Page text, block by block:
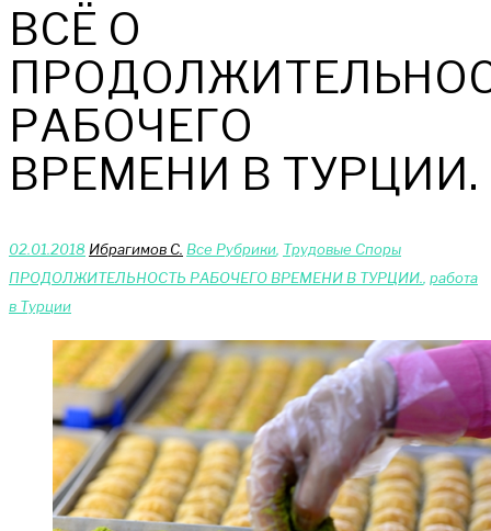
ВСЁ O
РАБОЧЕГО
ВРЕМЕНИ В ТУРЦИИ.
02.01.2018 Ибрагимов С. Bce Pyбрики Трудовые Споры
ПРОДОЛЖИТЕЛЬНОСТЬ РАБОЧЕГО ВРЕМЕНИ В ТУРЦИИ. работа
в Турции